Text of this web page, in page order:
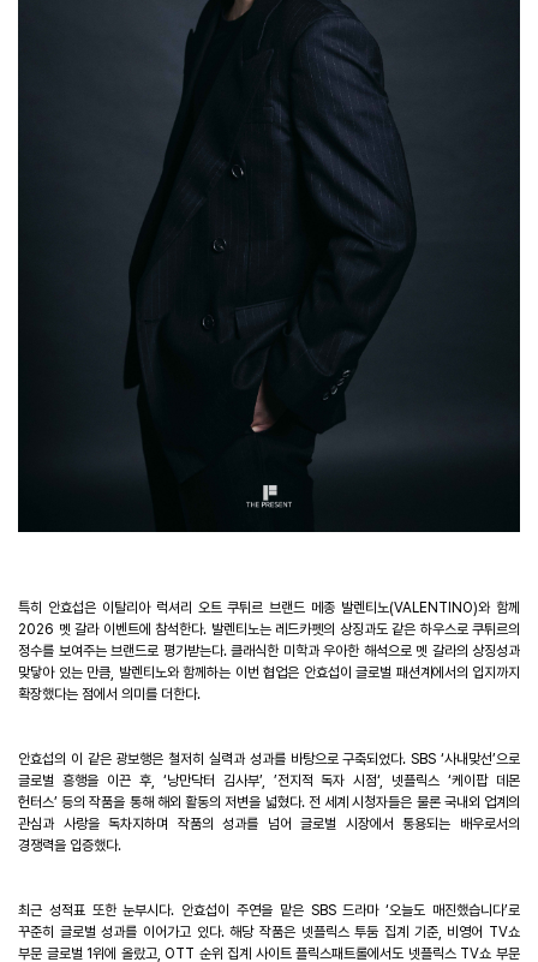
특히 안효섭은 이탈리아 럭셔리 오트 쿠튀르 브랜드 메종 발렌티노(VALENTINO)와 함께
2026 멧 갈라 이벤트에 참석한다. 발렌티노는 레드카펫의 상징과도 같은 하우스로 쿠튀르의
정수를 보여주는 브랜드로 평가받는다. 클래식한 미학과 우아한 해석으로 멧 갈라의 상징성과
맞닿아 있는 만큼 발렌티노와 함께하는 이번 협업은 안효섭이 글로벌 패션계에서의 입지까지
확장했다는 점에서 의미를 더한다.
안효섭의 이 같은 광보행은 철저히 실력과 성과를 바탕으로 구축되었다. SBS‘사내맞선’으로
글로벌 흥행을 이끈 후, ‘낭만닥터 김사부’, ’전지적 독자 시점‘, 넷플릭스‘케이팝 데몬
헌터스’ 등의 작품을 통해 해외 활동의 저변을 넓혔다. 전 세계 시청자들은 물론 국내외 업계의
관심과 사랑을 독차지하며 작품의 성과를 넘어 글로벌 시장에서 통용되는 배우로서의
경쟁력을 입증했다.
최근 성적표 또한 눈부시다. 안효섭이 주연을 맡은SBS드라마‘오늘도 매진했습니다’로
꾸준히 글로벌 성과를 이어가고 있다.해당 작품은 넷플릭스 투둠 집계 기준, 비영어 TV쇼
부문 글로벌 1위에 올랐고, OTT 순위 집계 사이트 플릭스패트롤에서도 넷플릭스TV쇼 부문